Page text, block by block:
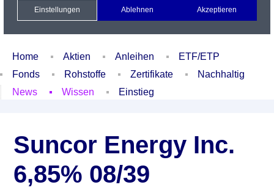
Xetra Realtime
Watchlist Portfolio Login
Home Aktien Anleihen
ETF/ETP
Fonds
Rohstoffe Zertifikate
Nachhaltig
News
Wissen Einstieg
Suncor Energy Inc.
6,85% 08/39
Einstellungen Ablehnen Akzeptieren